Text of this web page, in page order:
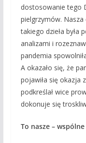
dostosowanie tego
pielgrzymów.
takiego dzieła była
analizami i
pandemia
A okazało się, że
pojawiła się okazja
podkreślał wice
dokonuje się
To nasze – wspólne